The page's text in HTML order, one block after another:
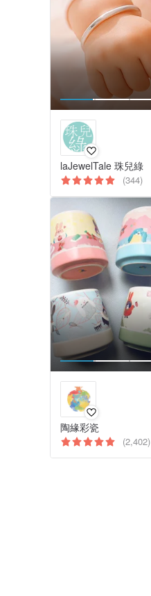
laJewelTale 珠兒綠
(344)
陶緣彩瓷
(2,402)